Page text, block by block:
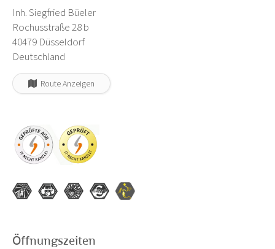
Inh. Siegfried Büeler
Rochusstraße 28 b
40479 Düsseldorf
Deutschland
Route Anzeigen
Öffnungszeiten